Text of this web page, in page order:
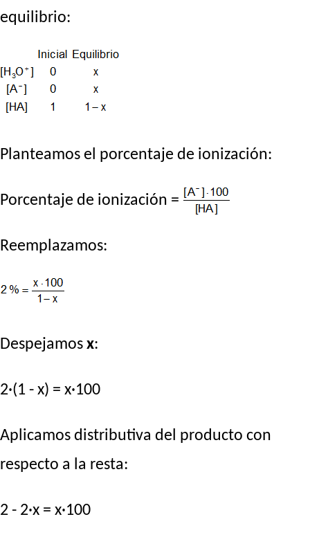
equilibrio:
Planteamos el porcentaje de ionización:
Porcentaje de ionización =
Reemplazamos:
Despejamos x:
2·(1 - x) = x·100
Aplicamos distributiva del producto con
respecto a la resta:
2 - 2·x = x·100